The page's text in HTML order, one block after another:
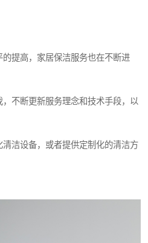
提高，家居保洁服务也在不断进
不断更新服务理念和技术手段，以
洁设备，或者提供定制化的清洁方